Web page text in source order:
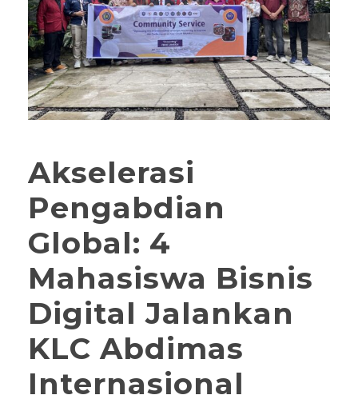
Akselerasi
Pengabdian
Global: 4
Mahasiswa Bisnis
Digital Jalankan
KLC Abdimas
Internasional